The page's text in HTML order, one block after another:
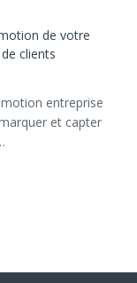
de votre
clients
entreprise
et capter